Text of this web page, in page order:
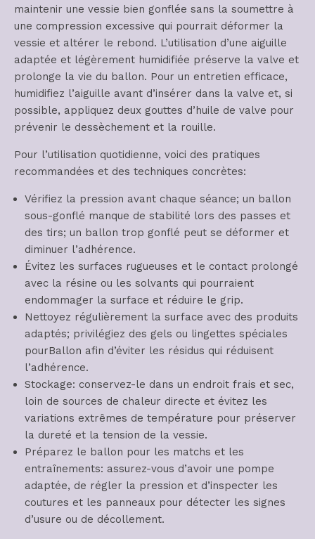
maintenir une vessie bien gonflée sans la soumettre à
une compression excessive qui pourrait déformer la
vessie et altérer le rebond. L’utilisation d’une aiguille
adaptée et légèrement humidifiée préserve la valve et
prolonge la vie du ballon. Pour un entretien efficace,
humidifiez l’aiguille avant d’insérer dans la valve et, si
possible, appliquez deux gouttes d’huile de valve pour
prévenir le dessèchement et la rouille.
Pour l’utilisation quotidienne, voici des pratiques
recommandées et des techniques concrètes:
Vérifiez la pression avant chaque séance; un ballon
sous-gonflé manque de stabilité lors des passes et
des tirs; un ballon trop gonflé peut se déformer et
diminuer l’adhérence.
Évitez les surfaces rugueuses et le contact prolongé
avec la résine ou les solvants qui pourraient
endommager la surface et réduire le grip.
Nettoyez régulièrement la surface avec des produits
adaptés; privilégiez des gels ou lingettes spéciales
pourBallon afin d’éviter les résidus qui réduisent
l’adhérence.
Stockage: conservez-le dans un endroit frais et sec,
loin de sources de chaleur directe et évitez les
variations extrêmes de température pour préserver
la dureté et la tension de la vessie.
Préparez le ballon pour les matchs et les
entraînements: assurez-vous d’avoir une pompe
adaptée, de régler la pression et d’inspecter les
coutures et les panneaux pour détecter les signes
d’usure ou de décollement.